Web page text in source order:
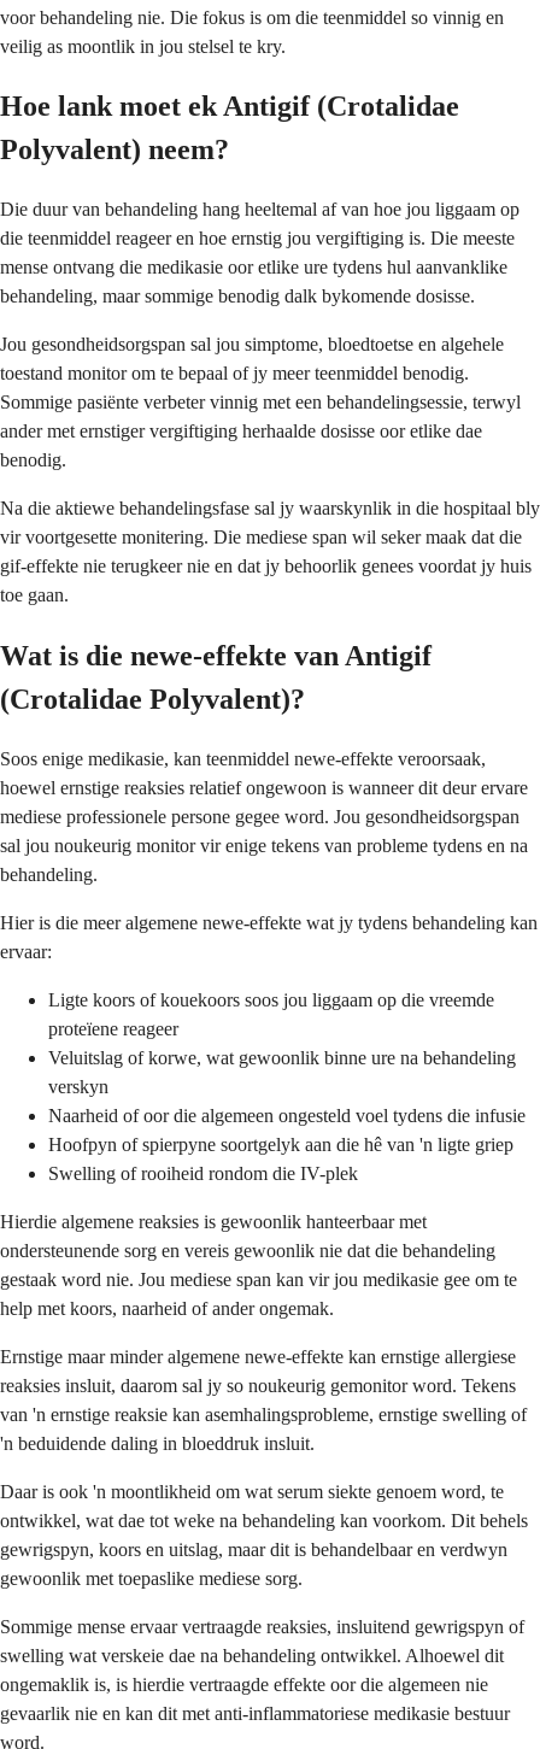
voor behandeling nie. Die fokus is om die teenmiddel so vinnig en
veilig as moontlik in jou stelsel te kry.
Hoe lank moet ek Antigif (Crotalidae
Polyvalent) neem?
Die duur van behandeling hang heeltemal af van hoe jou liggaam op
die teenmiddel reageer en hoe ernstig jou vergiftiging is. Die meeste
mense ontvang die medikasie oor etlike ure tydens hul aanvanklike
behandeling, maar sommige benodig dalk bykomende dosisse.
Jou gesondheidsorgspan sal jou simptome, bloedtoetse en algehele
toestand monitor om te bepaal of jy meer teenmiddel benodig.
Sommige pasiënte verbeter vinnig met een behandelingsessie, terwyl
ander met ernstiger vergiftiging herhaalde dosisse oor etlike dae
benodig.
Na die aktiewe behandelingsfase sal jy waarskynlik in die hospitaal bly
vir voortgesette monitering. Die mediese span wil seker maak dat die
gif-effekte nie terugkeer nie en dat jy behoorlik genees voordat jy huis
toe gaan.
Wat is die newe-effekte van Antigif
(Crotalidae Polyvalent)?
Soos enige medikasie, kan teenmiddel newe-effekte veroorsaak,
hoewel ernstige reaksies relatief ongewoon is wanneer dit deur ervare
mediese professionele persone gegee word. Jou gesondheidsorgspan
sal jou noukeurig monitor vir enige tekens van probleme tydens en na
behandeling.
Hier is die meer algemene newe-effekte wat jy tydens behandeling kan
ervaar:
Ligte koors of kouekoors soos jou liggaam op die vreemde
proteïene reageer
Veluitslag of korwe, wat gewoonlik binne ure na behandeling
verskyn
Naarheid of oor die algemeen ongesteld voel tydens die infusie
Hoofpyn of spierpyne soortgelyk aan die hê van 'n ligte griep
Swelling of rooiheid rondom die IV-plek
Hierdie algemene reaksies is gewoonlik hanteerbaar met
ondersteunende sorg en vereis gewoonlik nie dat die behandeling
gestaak word nie. Jou mediese span kan vir jou medikasie gee om te
help met koors, naarheid of ander ongemak.
Ernstige maar minder algemene newe-effekte kan ernstige allergiese
reaksies insluit, daarom sal jy so noukeurig gemonitor word. Tekens
van 'n ernstige reaksie kan asemhalingsprobleme, ernstige swelling of
'n beduidende daling in bloeddruk insluit.
Daar is ook 'n moontlikheid om wat serum siekte genoem word, te
ontwikkel, wat dae tot weke na behandeling kan voorkom. Dit behels
gewrigspyn, koors en uitslag, maar dit is behandelbaar en verdwyn
gewoonlik met toepaslike mediese sorg.
Sommige mense ervaar vertraagde reaksies, insluitend gewrigspyn of
swelling wat verskeie dae na behandeling ontwikkel. Alhoewel dit
ongemaklik is, is hierdie vertraagde effekte oor die algemeen nie
gevaarlik nie en kan dit met anti-inflammatoriese medikasie bestuur
word.